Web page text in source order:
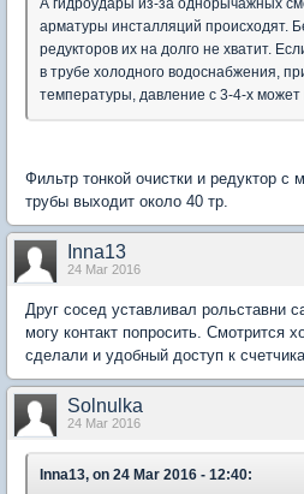
А гидроудары из-за однорычажных
арматуры инсталляций происходят.
редукторов их на долго не хватит.
в трубе холодного водоснабжения,
температуры, давление с 3-4-х
Фильтр тонкой очистки и редуктор с
трубы выходит около 40 тр.
Inna13
24 Mar 2016
Друг сосед уставливал рольставни
могу контакт попросить. Смотрится
сделали и удобный доступ к
Solnulka
24 Mar 2016
Inna13, on 24 Mar 2016 - 12:40: